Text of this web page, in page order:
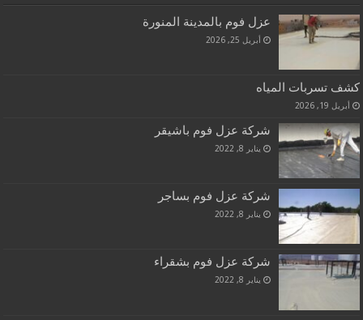
عزل فوم بالمدينة المنورة
أبريل 25, 2026
كشف تسربات المياه
أبريل 19, 2026
شركة عزل فوم باشيقر
يناير 8, 2022
شركة عزل فوم بساجر
يناير 8, 2022
شركة عزل فوم بشقراء
يناير 8, 2022